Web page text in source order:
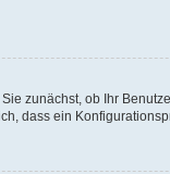
zunächst, ob Ihr
dass ein